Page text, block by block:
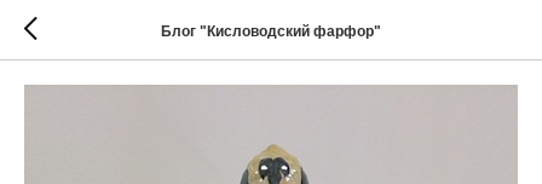
Блог "Кисловодский фарфор"